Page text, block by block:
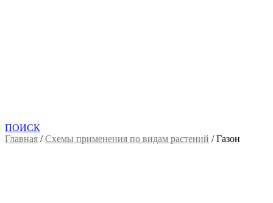
ПОИСК
Главная /Схемы применения по видам растений /Газон